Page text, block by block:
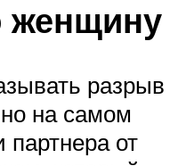
женщину
разрыв
на самом
от